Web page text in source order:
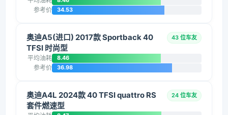
参考价 34.53
奥迪A5(进口) 2017款 Sportback 40
TFSI 时尚型
43 位车友
平均油耗 8.46
参考价 36.98
奥迪A4L 2024款 40 TFSI quattro RS
套件燃速型
24 位车友